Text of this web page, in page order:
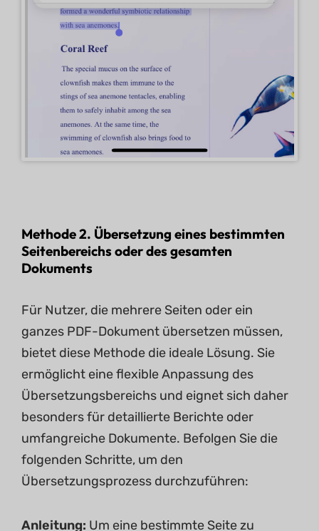
Methode 2. Übersetzung eines bestimmten
Seitenbereichs oder des gesamten
Dokuments
Für Nutzer, die mehrere Seiten oder ein
ganzes PDF-Dokument übersetzen müssen,
bietet diese Methode die ideale Lösung. Sie
ermöglicht eine flexible Anpassung des
Übersetzungsbereichs und eignet sich daher
besonders für detaillierte Berichte oder
umfangreiche Dokumente. Befolgen Sie die
folgenden Schritte, um den
Übersetzungsprozess durchzuführen:
Anleitung: Um eine bestimmte Seite zu